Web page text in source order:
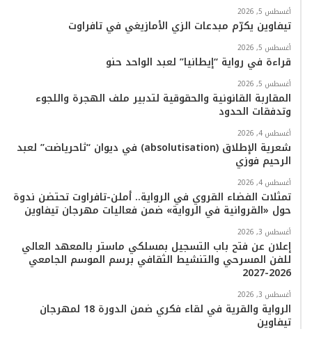
أغسطس 5, 2026
تيفاوين يكرّم مبدعات الزي الأمازيغي في تافراوت
أغسطس 5, 2026
قراءة في رواية “إيطانيا” لعبد الواحد حنو
أغسطس 5, 2026
المقاربة القانونية والحقوقية لتدبير ملف الهجرة واللجوء
وتدفقات الحدود
أغسطس 4, 2026
شعرية الإطلاق (absolutisation) في ديوان “ثاحرياضت” لعبد
الرحيم فوزي
أغسطس 4, 2026
تمثلات الفضاء القروي في الرواية.. أملن-تافراوت تحتضن ندوة
حول «القروانية في الرواية» ضمن فعاليات مهرجان تيفاوين
أغسطس 3, 2026
إعلان عن فتح باب التسجيل بمسلكي ماستر بالمعهد العالي
للفن المسرحي والتنشيط الثقافي برسم الموسم الجامعي
2026-2027
أغسطس 3, 2026
الرواية والقرية في لقاء فكري ضمن الدورة 18 لمهرجان
تيفاوين